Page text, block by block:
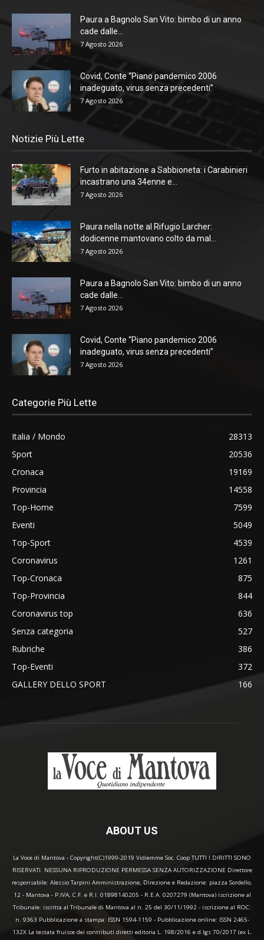
Paura a Bagnolo San Vito: bimbo di un anno
cade dalle...
7 Agosto 2026
Covid, Conte “Piano pandemico 2006
inadeguato, virus senza precedenti”
7 Agosto 2026
Notizie Più Lette
Furto in abitazione a Sabbioneta: i Carabinieri
incastrano una 34enne e...
7 Agosto 2026
Paura nella notte al Rifugio Larcher:
dodicenne mantovano colto da mal...
7 Agosto 2026
Paura a Bagnolo San Vito: bimbo di un anno
cade dalle...
7 Agosto 2026
Covid, Conte “Piano pandemico 2006
inadeguato, virus senza precedenti”
7 Agosto 2026
Categorie Più Lette
Italia / Mondo
28313
Sport
20536
Cronaca
19169
Provincia
14558
Top-Home
7599
Eventi
5049
Top-Sport
4539
Coronavirus
1261
Top-Cronaca
875
Top-Provincia
844
Coronavirus top
636
Senza categoria
527
Rubriche
386
Top-Eventi
372
GALLERY DELLO SPORT
166
ABOUT US
La Voce di Mantova - Copyright(C)1999-2019 Vidiemme Soc. Coop TUTTI I DIRITTI SONO
RISERVATI. NESSUNA RIPRODUZIONE PERMESSA SENZA AUTORIZZAZIONE Direttore
responsabile: Alessio Tarpini Amministrazione, Direzione e Redazione: piazza Sordello,
12 - Mantova - P.IVA, C.F. e R.I. 01898140205 - R.E.A. 0207279 (Mantova) iscrizione al
Tribunale: iscritta al Tribunale di Mantova al n. 25 del 30/11/1992 - iscrizione al ROC:
n. 9363 Pubblicazione a stampa: ISSN 1594-1159 - Pubblicazione online: ISSN 2465-
132X La testata fruisce dei contributi diretti editoria L. 198/2016 e d.lgs 70/2017 (ex L.